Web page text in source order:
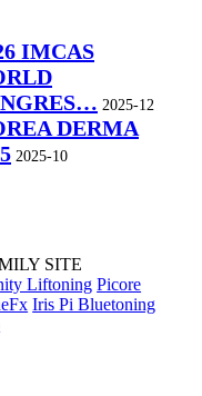
IMCAS
2025-12
DERMA
2025-10
SITE
Liftoning Picore
Iris Pi Bluetoning